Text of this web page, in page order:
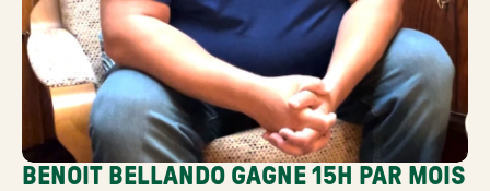
BENOIT BELLANDO GAGNE 15H PAR MOIS